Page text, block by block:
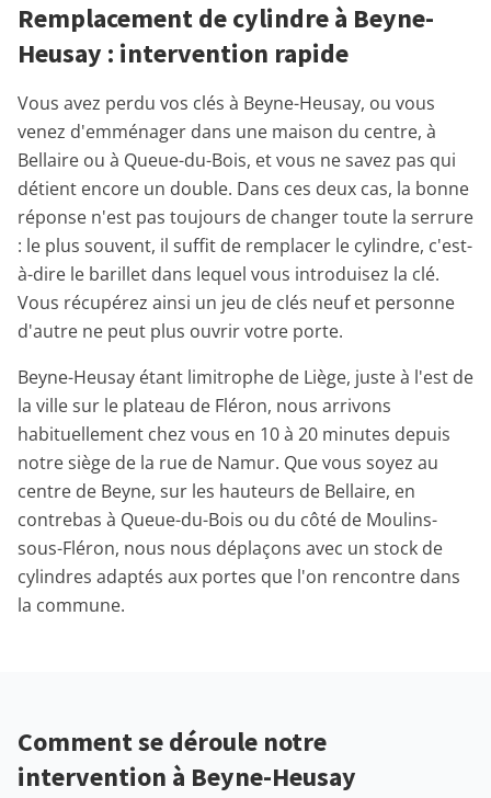
Remplacement de cylindre à Beyne-
Heusay : intervention rapide
Vous avez perdu vos clés à Beyne-Heusay, ou vous
venez d'emménager dans une maison du centre, à
Bellaire ou à Queue-du-Bois, et vous ne savez pas qui
détient encore un double. Dans ces deux cas, la bonne
réponse n'est pas toujours de changer toute la serrure
: le plus souvent, il suffit de remplacer le cylindre, c'est-
à-dire le barillet dans lequel vous introduisez la clé.
Vous récupérez ainsi un jeu de clés neuf et personne
d'autre ne peut plus ouvrir votre porte.
Beyne-Heusay étant limitrophe de Liège, juste à l'est de
la ville sur le plateau de Fléron, nous arrivons
habituellement chez vous en 10 à 20 minutes depuis
notre siège de la rue de Namur. Que vous soyez au
centre de Beyne, sur les hauteurs de Bellaire, en
contrebas à Queue-du-Bois ou du côté de Moulins-
sous-Fléron, nous nous déplaçons avec un stock de
cylindres adaptés aux portes que l'on rencontre dans
la commune.
Comment se déroule notre
intervention à Beyne-Heusay